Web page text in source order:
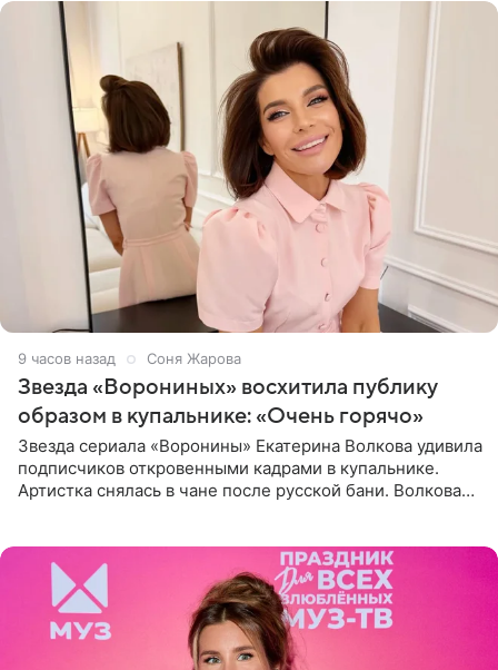
9 часов назад Соня Жарова
Звезда «Ворониных» восхитила публику
образом в купальнике: «Очень горячо»
Звезда сериала «Воронины» Екатерина Волкова удивила
подписчиков откровенными кадрами в купальнике.
Артистка снялась в чане после русской бани. Волкова